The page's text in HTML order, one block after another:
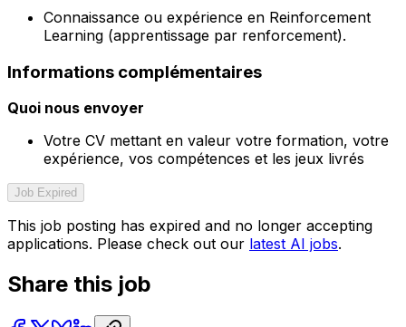
Connaissance ou expérience en Reinforcement
Learning (apprentissage par renforcement).
Informations complémentaires
Quoi nous envoyer
Votre CV mettant en valeur votre formation, votre
expérience, vos compétences et les jeux livrés
Job Expired
This job posting has expired and no longer accepting
applications. Please check out our latest AI jobs.
Share this job